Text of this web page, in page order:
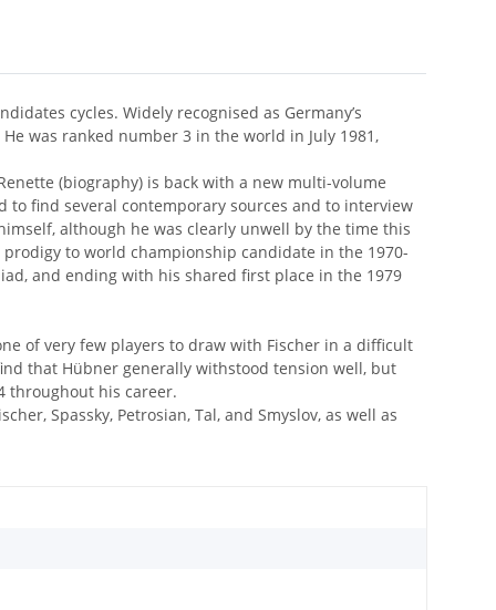
cycles. Widely recognised as Germany’s
was ranked number 3 in the world in July 1981,
(biography) is back with a new multi-volume
find several contemporary sources and to interview
although he was clearly unwell by the time this
to world championship candidate in the 1970-
and ending with his shared first place in the 1979
of very few players to draw with Fischer in a difficult
that Hübner generally withstood tension well, but
throughout his career.
Spassky, Petrosian, Tal, and Smyslov, as well as